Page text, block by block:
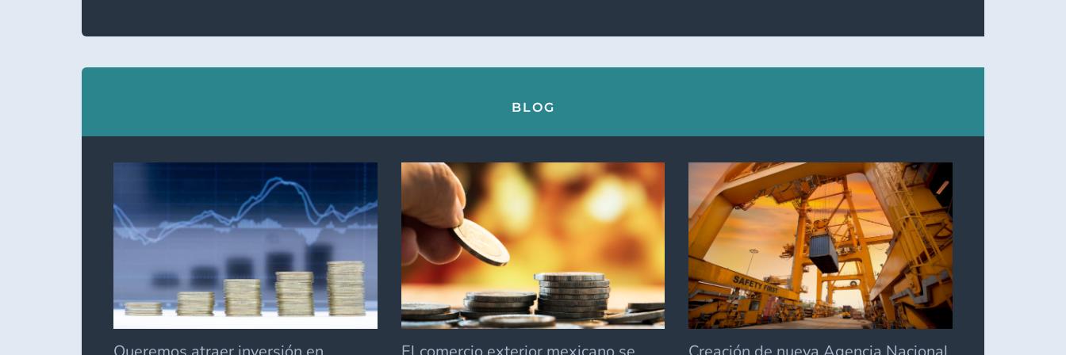
AFECTACIONES
COMERCIO
10.8%
EN
2021.
BLOG